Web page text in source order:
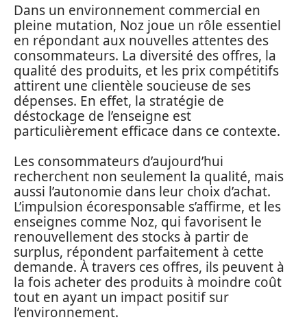
Dans un environnement commercial en
pleine mutation, Noz joue un rôle essentiel
en répondant aux nouvelles attentes des
consommateurs. La diversité des offres, la
qualité des produits, et les prix compétitifs
attirent une clientèle soucieuse de ses
dépenses. En effet, la stratégie de
déstockage de l’enseigne est
particulièrement efficace dans ce contexte.
Les consommateurs d’aujourd’hui
recherchent non seulement la qualité, mais
aussi l’autonomie dans leur choix d’achat.
L’impulsion écoresponsable s’affirme, et les
enseignes comme Noz, qui favorisent le
renouvellement des stocks à partir de
surplus, répondent parfaitement à cette
demande. À travers ces offres, ils peuvent à
la fois acheter des produits à moindre coût
tout en ayant un impact positif sur
l’environnement.